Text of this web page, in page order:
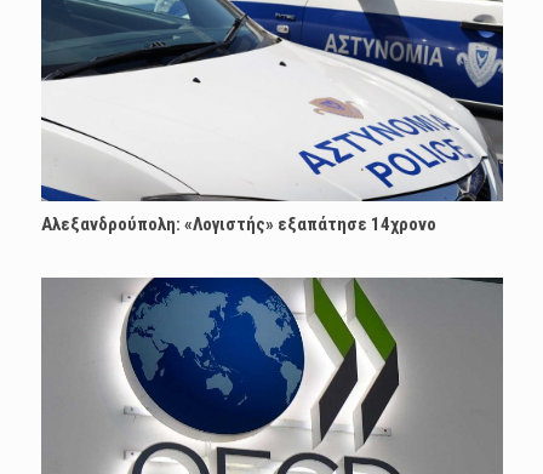
Αλεξανδρούπολη: «Λογιστής» εξαπάτησε 14χρονο